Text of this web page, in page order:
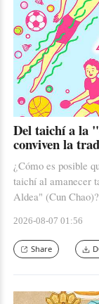
Del taichí a la
conviven la
China?
¿Cómo es posible
taichí al amanecer
Aldea" (Cun
vivir la ciudad.
2026-08-07 01:56
Share